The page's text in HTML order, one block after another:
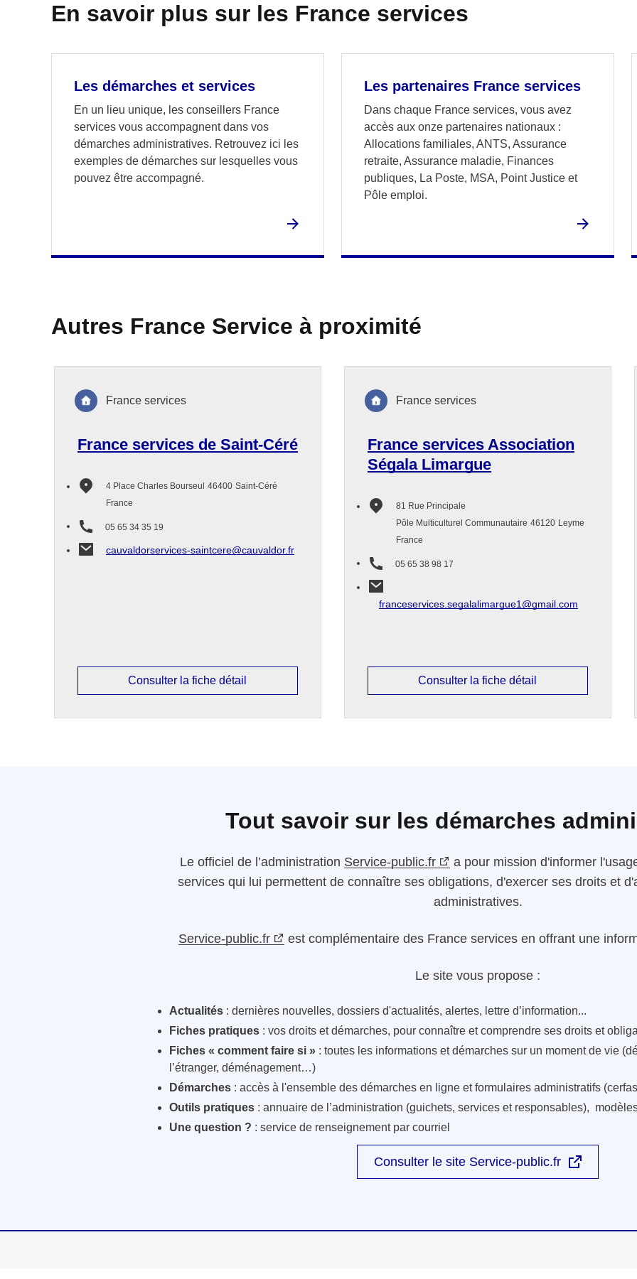
En savoir plus sur les France services
Les démarches et services
En un lieu unique, les conseillers France
services vous accompagnent dans vos
démarches administratives. Retrouvez ici les
exemples de démarches sur lesquelles vous
pouvez être accompagné.
Les partenaires France services
Dans chaque France services, vous avez
accès aux onze partenaires nationaux :
Allocations familiales, ANTS, Assurance
retraite, Assurance maladie, Finances
publiques, La Poste, MSA, Point Justice et
Pôle emploi.
Autres France Service à proximité
France services de Saint-Céré
4 Place Charles Bourseul 46400 Saint-Céré
France
05 65 34 35 19
cauvaldorservices-saintcere@cauvaldor.fr
France services
Consulter la fiche détail
France services Association
Ségala Limargue
81 Rue Principale
Pôle Multiculturel Communautaire 46120 Leyme
France
05 65 38 98 17
franceservices.segalalimargue1@gmail.com
France services
Consulter la fiche détail
Tout savoir sur les démarches
Le officiel de l’administration Service-public.fr
a pour mission d'informer
services qui lui permettent de connaître ses obligations, d'exercer ses droits et
administratives.
Service-public.fr est complémentaire des France services en offrant une
Le site vous propose :
Actualités : dernières nouvelles, dossiers d'actualités, alertes, lettre d’information...
Fiches pratiques : vos droits et démarches, pour connaître et comprendre ses droits et
Fiches « comment faire si » : toutes les informations et démarches sur un moment de vie
l’étranger, déménagement…)
Démarches : accès à l'ensemble des démarches en ligne et formulaires administratifs
Outils pratiques : annuaire de l’administration (guichets, services et responsables),
Une question ? : service de renseignement par courriel
Consulter le site Service-public.fr